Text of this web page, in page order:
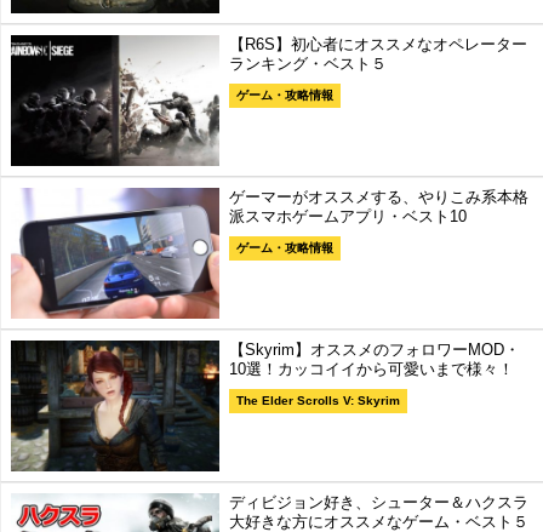
【R6S】初心者にオススメなオペレーター
ランキング・ベスト５
ゲーム・攻略情報
ゲーマーがオススメする、やりこみ系本格
派スマホゲームアプリ・ベスト10
ゲーム・攻略情報
【Skyrim】オススメのフォロワーMOD・
10選！カッコイイから可愛いまで様々！
The Elder Scrolls V: Skyrim
ディビジョン好き、シューター＆ハクスラ
大好きな方にオススメなゲーム・ベスト５